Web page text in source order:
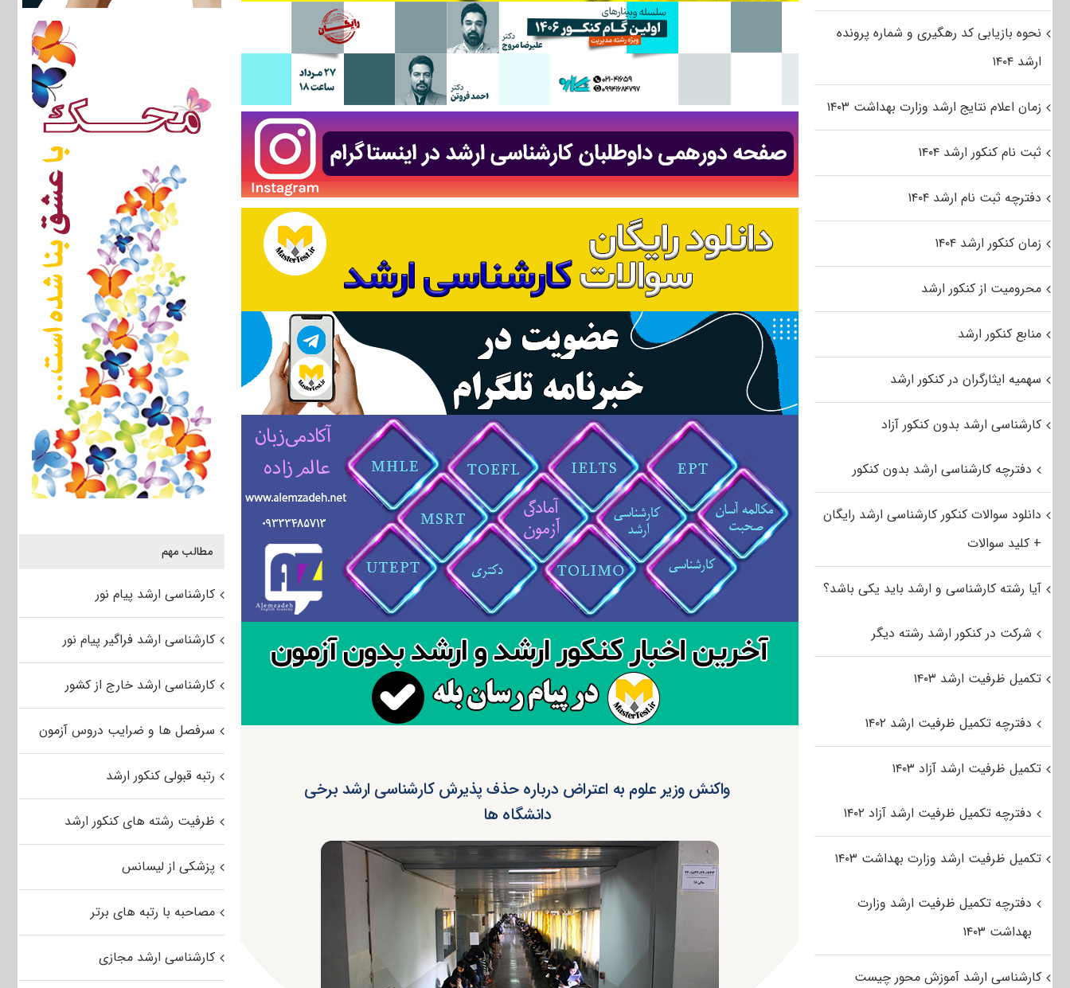
واکنش وزیر علوم به اعتراض درباره حذف پذیرش کارشناسی ارشد برخی
دانشگاه ها
مطالب مهم
کارشناسی ارشد پیام نور
کارشناسی ارشد فراگیر پیام نور
کارشناسی ارشد خارج از کشور
سرفصل ها و ضرایب دروس آزمون
رتبه قبولی کنکور ارشد
ظرفیت رشته های کنکور ارشد
پزشکی از لیسانس
مصاحبه با رتبه های برتر
کارشناسی ارشد مجازی
نحوه بازیابی کد رهگیری و شماره پرونده
ارشد ۱۴۰۴
زمان اعلام نتایج ارشد وزارت بهداشت ۱۴۰۳
ثبت نام کنکور ارشد ۱۴۰۴
دفترچه ثبت نام ارشد ۱۴۰۴
زمان کنکور ارشد ۱۴۰۴
محرومیت از کنکور ارشد
منابع کنکور ارشد
سهمیه ایثارگران در کنکور ارشد
کارشناسی ارشد بدون کنکور آزاد
دفترچه کارشناسی ارشد بدون کنکور
دانلود سوالات کنکور کارشناسی ارشد رایگان
+ کلید سوالات
آیا رشته کارشناسی و ارشد باید یکی باشد؟
شرکت در کنکور ارشد رشته دیگر
تکمیل ظرفیت ارشد ۱۴۰۳
دفترچه تکمیل ظرفیت ارشد ۱۴۰۲
تکمیل ظرفیت ارشد آزاد ۱۴۰۳
دفترچه تکمیل ظرفیت ارشد آزاد ۱۴۰۲
تکمیل ظرفیت ارشد وزارت بهداشت ۱۴۰۳
دفترچه تکمیل ظرفیت ارشد وزارت
بهداشت ۱۴۰۳
کارشناسی ارشد آموزش محور چیست